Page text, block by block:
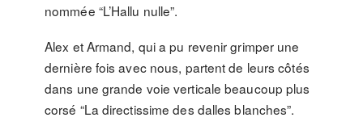
nommée “L’Hallu nulle”.
Alex et Armand, qui a pu revenir grimper une
dernière fois avec nous, partent de leurs côtés
dans une grande voie verticale beaucoup plus
corsé “La directissime des dalles blanches”.